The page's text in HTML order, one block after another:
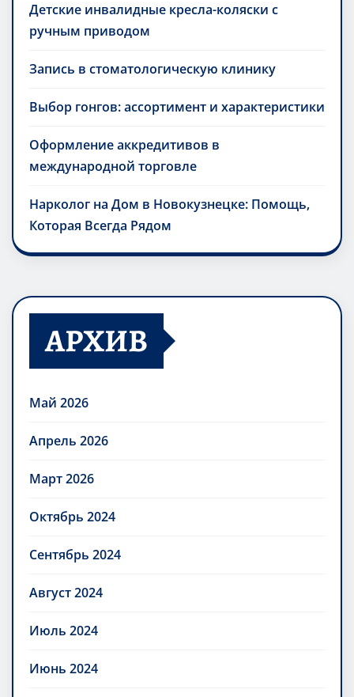
Детские инвалидные кресла-коляски с
ручным приводом
Запись в стоматологическую клинику
Выбор гонгов: ассортимент и характеристики
Оформление аккредитивов в
международной торговле
Нарколог на Дом в Новокузнецке: Помощь,
Которая Всегда Рядом
АРХИВ
Май 2026
Апрель 2026
Март 2026
Октябрь 2024
Сентябрь 2024
Август 2024
Июль 2024
Июнь 2024